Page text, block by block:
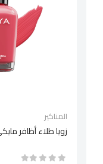
المناكير
زويا طلاء أظافر